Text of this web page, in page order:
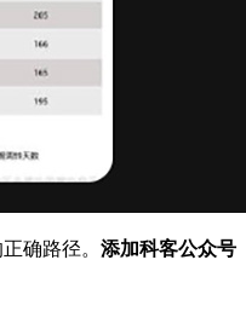
确路径。 添加科客公众号